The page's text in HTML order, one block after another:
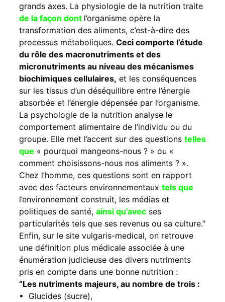
grands axes. La physiologie de la nutrition traite
de la façon dont l’organisme opère la
transformation des aliments, c’est-à-dire des
processus métaboliques. Ceci comporte l’étude
du rôle des macronutriments et des
micronutriments au niveau des mécanismes
biochimiques cellulaires, et les conséquences
sur les tissus d’un déséquilibre entre l’énergie
absorbée et l’énergie dépensée par l’organisme.
La psychologie de la nutrition analyse le
comportement alimentaire de l’individu ou du
groupe. Elle met l’accent sur des questions telles
que « pourquoi mangeons-nous ? » ou «
comment choisissons-nous nos aliments ? ».
Chez l’homme, ces questions sont en rapport
avec des facteurs environnementaux tels que
l’environnement construit, les médias et
politiques de santé, ainsi qu’avec ses
particularités tels que ses revenus ou sa culture.”
Enfin, sur le site vulgaris-medical, on retrouve
une définition plus médicale associée à une
énumération judicieuse des divers nutriments
pris en compte dans une bonne nutrition :
“Les nutriments majeurs, au nombre de trois :
• Glucides (sucre),